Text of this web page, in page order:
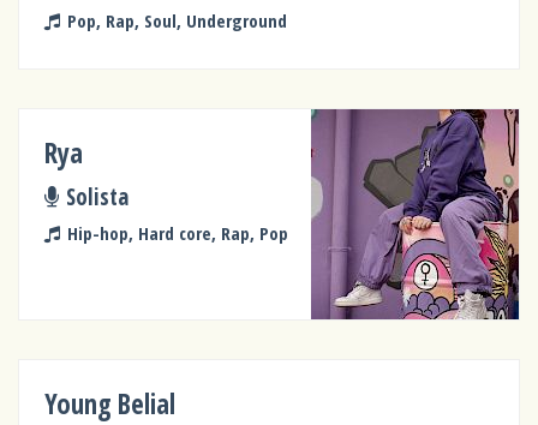
Pop, Rap, Soul, Underground
Rya
Solista
Hip-hop, Hard core, Rap, Pop
Young Belial